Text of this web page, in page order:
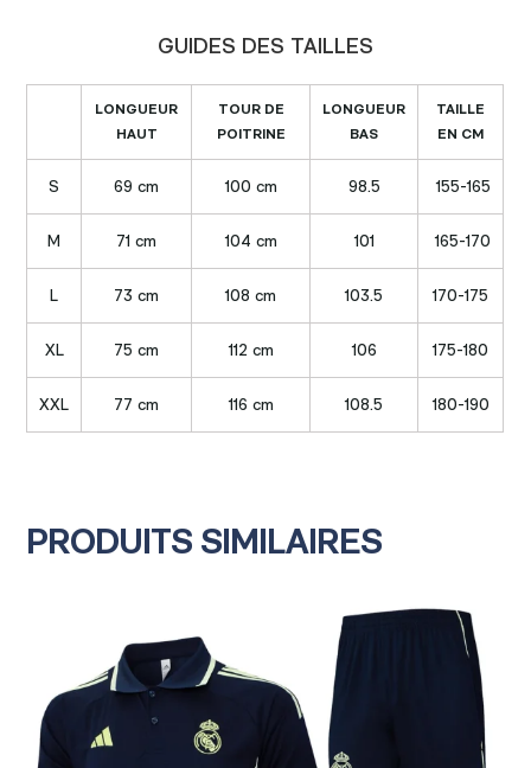
GUIDES DES TAILLES
LONGUEUR
HAUT
TOUR DE
POITRINE
LONGUEUR
BAS
TAILLE
EN CM
S 69 cm 100 cm 98.5 155-165
M 71 cm 104 cm 101 165-170
L 73 cm 108 cm 103.5 170-175
XL 75 cm 112 cm 106 175-180
XXL 77 cm 116 cm 108.5 180-190
PRODUITS SIMILAIRES